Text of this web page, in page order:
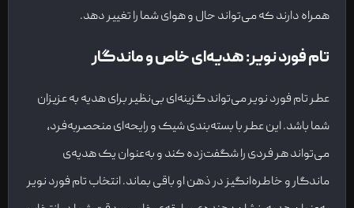
همراه دارند که می‌تواند حال و هوای شما را تغییر دهد.
تام فورد نویر: هدیه‌ای خاص و ماندگار
عطر تام فورد نویر می‌تواند گزینه‌ای بی‌نظیر برای هدیه به عزیزان
شما باشد. این عطر با بسته‌بندی شیک و رایحه‌ای منحصربه‌فرد،
می‌تواند هر فردی را شگفت‌زده کند و به‌عنوان یک هدیه‌ی
ماندگار و خاطره‌انگیز در ذهن او باقی بماند. انتخاب تام فورد نویر